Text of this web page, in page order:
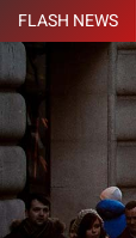
Skip
to
content
FLASH NEWS